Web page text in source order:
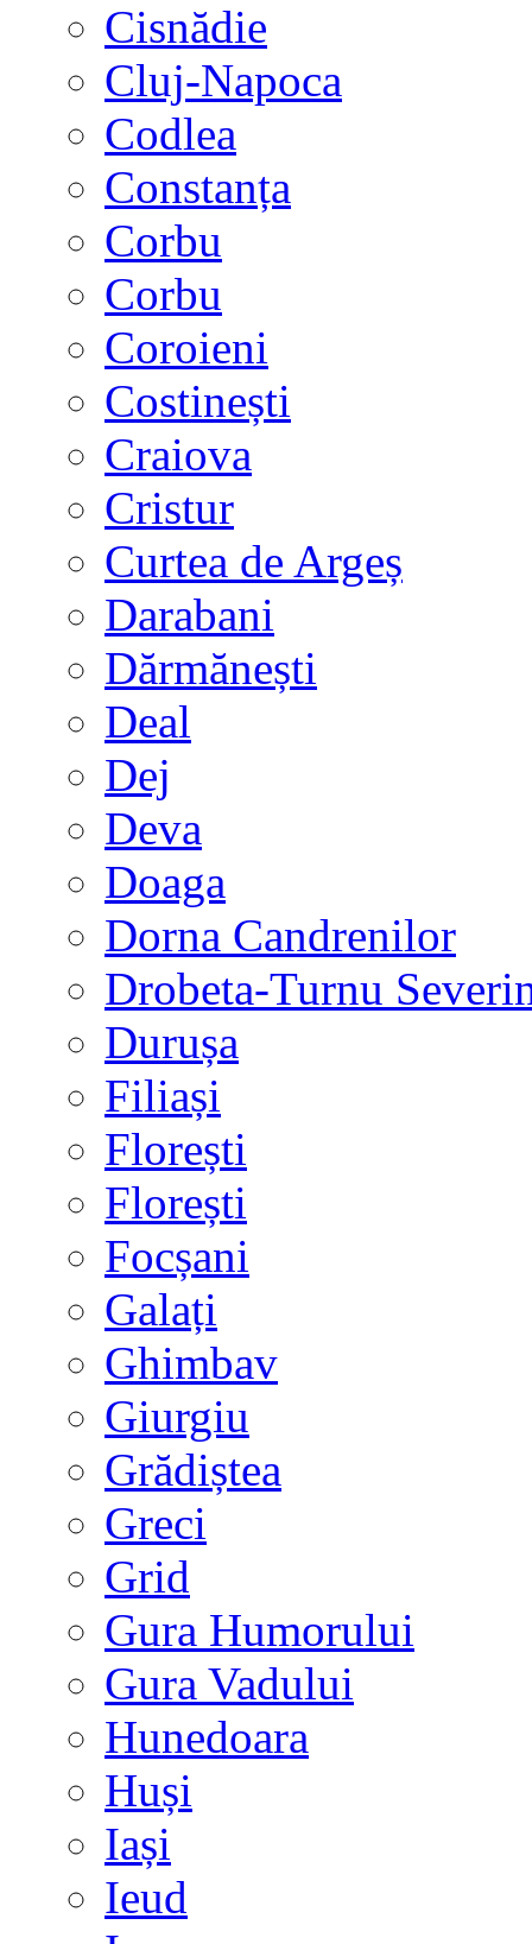
Cisnădie
Cluj-Napoca
Codlea
Constanța
Corbu
Corbu
Coroieni
Costinești
Craiova
Cristur
Curtea de Argeș
Darabani
Dărmănești
Deal
Dej
Deva
Doaga
Dorna Candrenilor
Drobeta-Turnu
Durușa
Filiași
Florești
Florești
Focșani
Galați
Ghimbav
Giurgiu
Grădiștea
Greci
Grid
Gura Humorului
Gura Vadului
Hunedoara
Huși
Iași
Ieud